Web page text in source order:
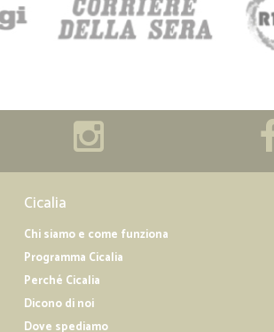
Cicalia
Chi siamo e come funziona
Programma Cicalia
Perché Cicalia
Dicono di noi
Dove spediamo